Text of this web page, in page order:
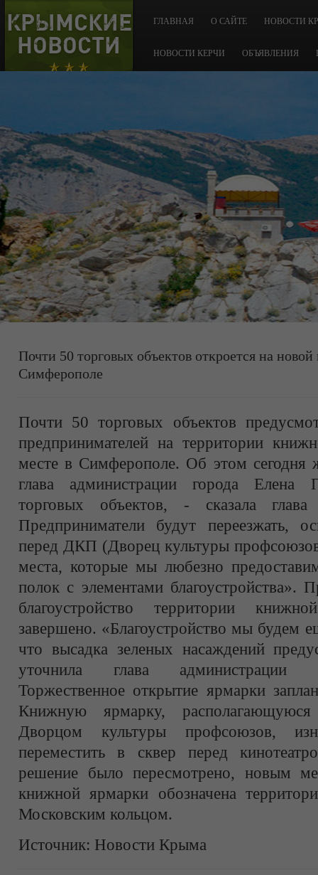
КРЫМСКИЕ
НОВОСТИ
ГЛАВНАЯ О САЙТЕ НОВОСТИ
НОВОСТИ КЕРЧИ ОБЪЯВЛЕНИЯ
Почти 50 торговых объектов откроется на
Симферополе
Почти 50 торговых объектов
предпринимателей на территории
месте в Симферополе. Об этом сегодня
глава администрации города Елена
торговых объектов, - сказала глава
Предприниматели будут переезжать,
перед ДКП (Дворец культуры
места, которые мы любезно
полок с элементами благоустройства».
благоустройство территории
завершено. «Благоустройство мы будем
что высадка зеленых насаждений
уточнила глава администрации
Торжественное открытие ярмарки
Книжную ярмарку,
Дворцом культуры профсоюзов,
переместить в сквер перед
решение было пересмотрено, новым
книжной ярмарки обозначена
Московским кольцом.
Источник: Новости Крыма